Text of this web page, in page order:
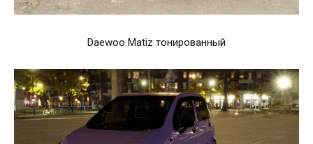
Daewoo Matiz тонированный